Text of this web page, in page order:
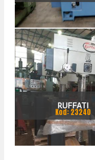
TOKARKA CNC
RUFFATI
Kod: 23240